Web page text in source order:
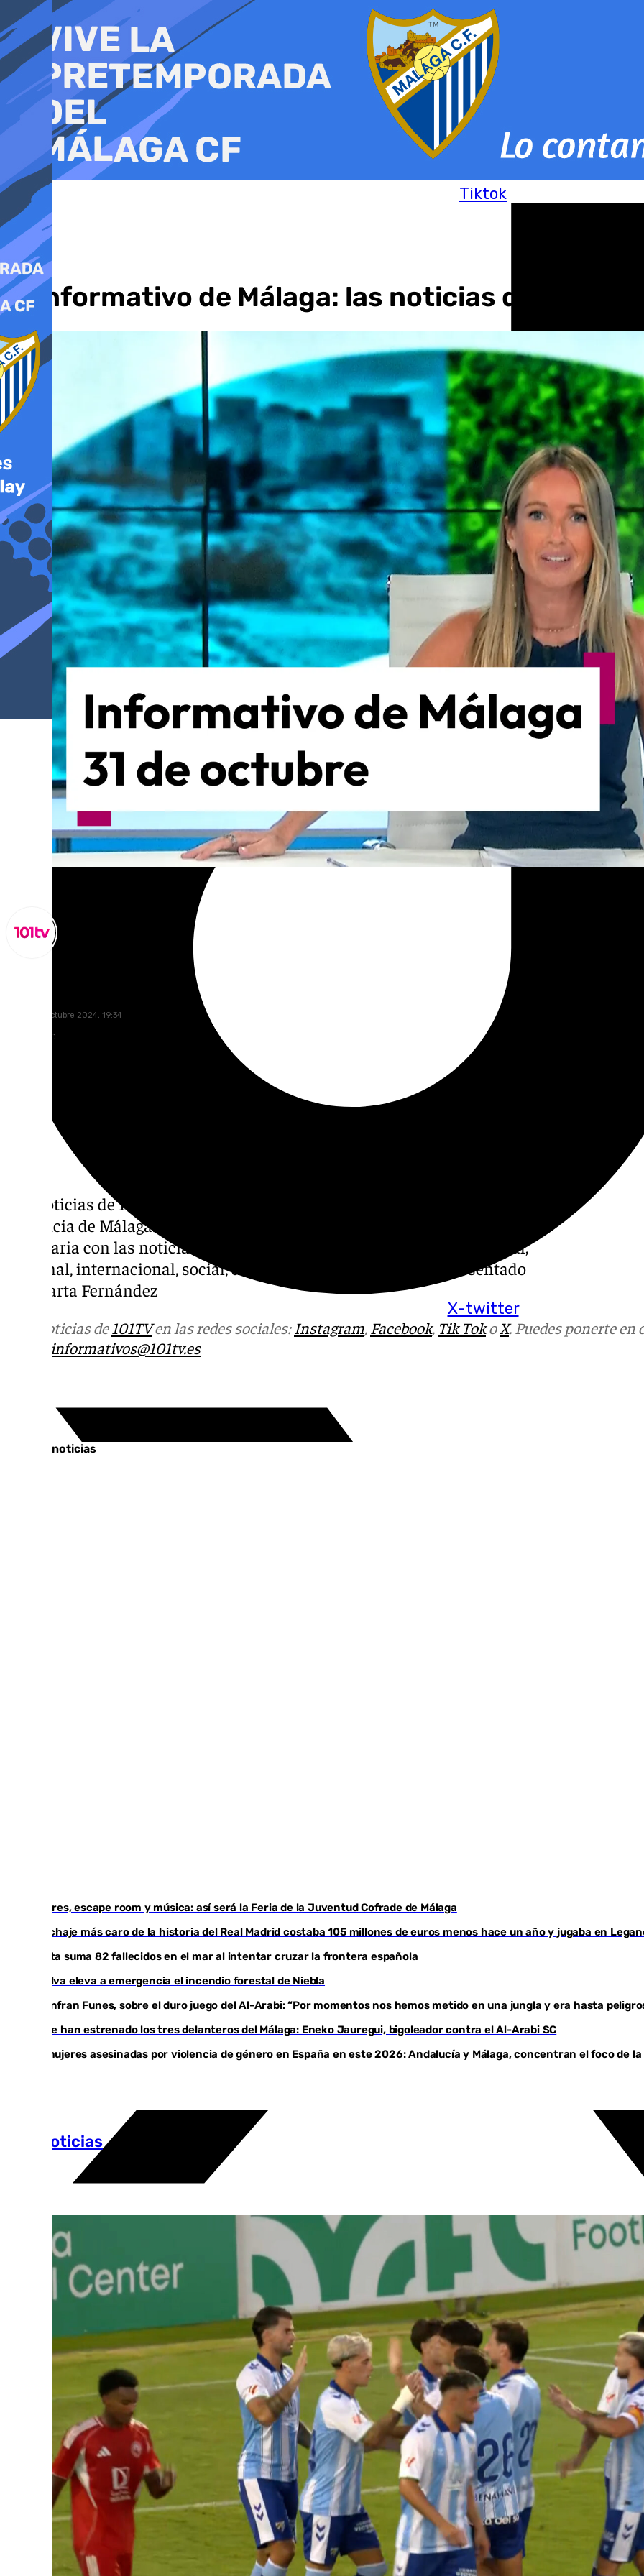
al
contenido
Tiktok
X-twitter
Youtube
El informativo de Málaga: las noticias de este
jueves, 31 octubre 2024, 19:34
Compartir:
Las noticias de 101tv
provincia de Málaga. Desde las 20.00 de lunes a viernes. No faltes a la
cita diaria con las noticias más relevantes en los ámbitos local, regional,
nacional, internacional, social, deportivo y la Semana Santa. Presentado
por Marta Fernández
Más noticias de101TVen las redes sociales:Instagram, Facebook, Tik TokoX. Puedes ponerte
informativos@101tv.es
Últimas noticias
Talleres, escape room y música: así será la Feria de la Juventud Cofrade de Málaga
El fichaje más caro de la historia del Real Madrid costaba 105 millones de euros menos hace un año y jugaba en
Ceuta suma 82 fallecidos en el mar al intentar cruzar la frontera española
Huelva eleva a emergencia el incendio forestal de Niebla
Juanfran Funes, sobre el duro juego del Al-Arabi: “Por momentos nos hemos metido en una jungla y era hasta
Ya se han estrenado los tres delanteros del Málaga: Eneko Jauregui, bigoleador contra el Al-Arabi SC
35 mujeres asesinadas por violencia de género en España en este 2026: Andalucía y Málaga, concentran el foco de
Más noticias